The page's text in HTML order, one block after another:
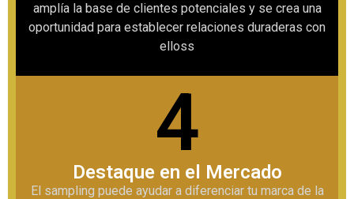
amplía la base de clientes potenciales y se crea una
oportunidad para establecer relaciones duraderas con
elloss
4
Destaque en el Mercado
El sampling puede ayudar a diferenciar tu marca de la